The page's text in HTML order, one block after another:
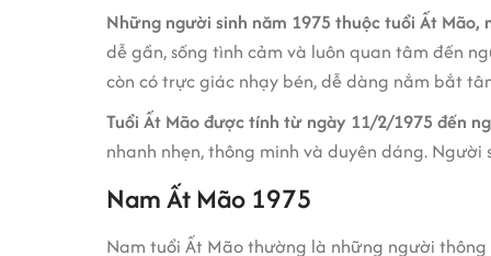
Những người sinh năm 1975 thuộc tuổi Ất
dễ gần, sống tình cảm và luôn quan tâm đến
còn có trực giác nhạy bén, dễ dàng nắm bắt
Tuổi Ất Mão được tính từ ngày 11/2/1975 đến
nhanh nhẹn, thông minh và duyên dáng.
Nam Ất Mão 1975
Nam tuổi Ất Mão thường là những người thông